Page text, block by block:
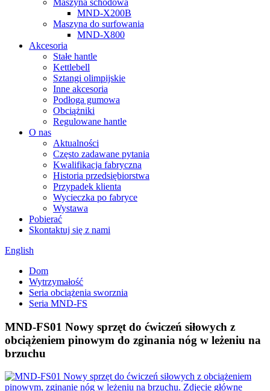
Maszyna schodowa
MND-X200B
Maszyna do surfowania
MND-X800
Akcesoria
Stałe hantle
Kettlebell
Sztangi olimpijskie
Inne akcesoria
Podłoga gumowa
Obciążniki
Regulowane hantle
O nas
Aktualności
Często zadawane pytania
Kwalifikacja fabryczna
Historia przedsiębiorstwa
Przypadek klienta
Wycieczka po fabryce
Wystawa
Pobierać
Skontaktuj się z nami
English
Dom
Wytrzymałość
Seria obciążenia sworznia
Seria MND-FS
MND-FS01 Nowy sprzęt do ćwiczeń siłowych z
obciążeniem pinowym do zginania nóg w leżeniu na
brzuchu